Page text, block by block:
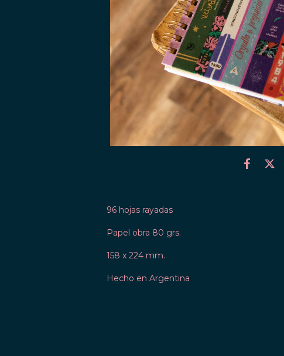
96 hojas rayadas
Papel obra 80 grs.
158 x 224 mm.
Hecho en Argentina